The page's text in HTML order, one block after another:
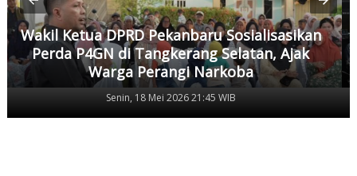
Wakil Ketua DPRD Pekanbaru Sosialisasikan
Perda P4GN di Tangkerang Selatan, Ajak
Warga Perangi Narkoba
Senin, 18 Mei 2026 21:45 WIB